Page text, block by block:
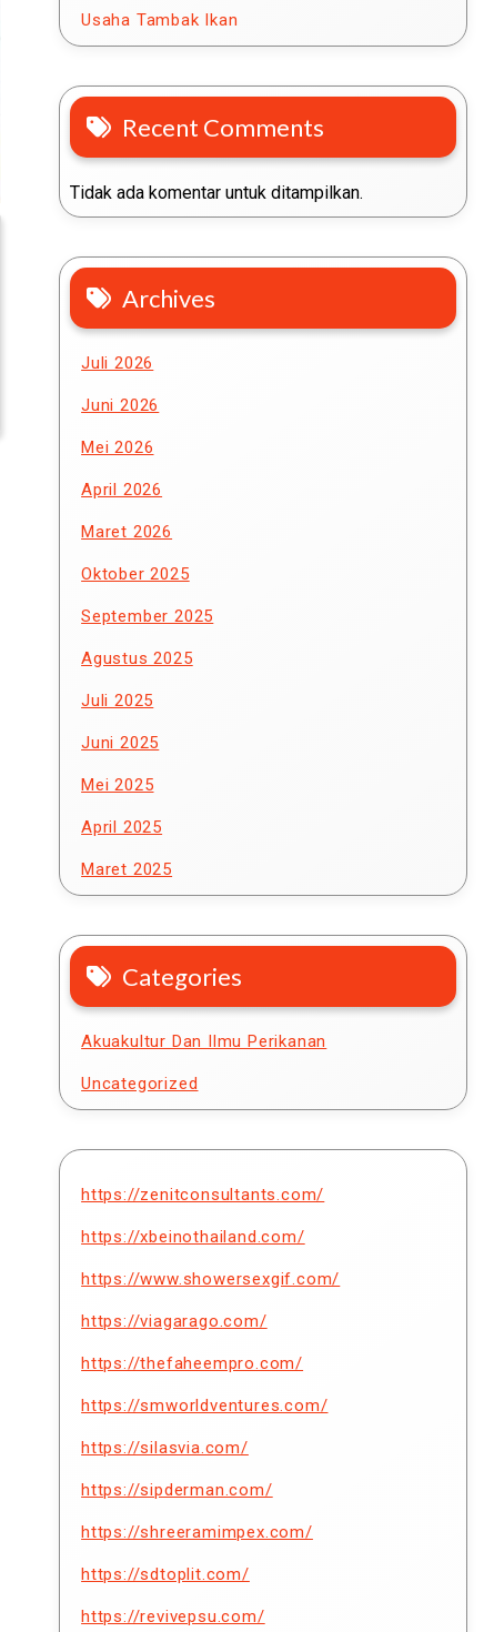
Usaha Tambak Ikan
Recent Comments
Tidak ada komentar untuk ditampilkan.
Archives
Juli 2026
Juni 2026
Mei 2026
April 2026
Maret 2026
Oktober 2025
September 2025
Agustus 2025
Juli 2025
Juni 2025
Mei 2025
April 2025
Maret 2025
Categories
Akuakultur Dan Ilmu Perikanan
Uncategorized
https://zenitconsultants.com/
https://xbeinothailand.com/
https://www.showersexgif.com/
https://viagarago.com/
https://thefaheempro.com/
https://smworldventures.com/
https://silasvia.com/
https://sipderman.com/
https://shreeramimpex.com/
https://sdtoplit.com/
https://revivepsu.com/